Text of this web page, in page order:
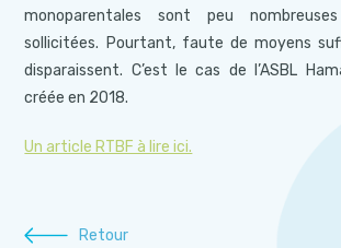
monoparentales sont peu
sollicitées. Pourtant, faute de moyens
disparaissent. C’est le cas de l’ASBL
créée en 2018.
Un article RTBF à lire ici.
Retour